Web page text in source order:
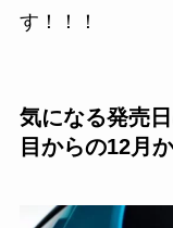
す！！！
気になる発売
目からの12月か